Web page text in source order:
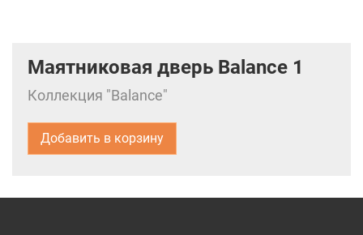
Маятниковая дверь Balance 1
Коллекция "Balance"
Добавить в корзину